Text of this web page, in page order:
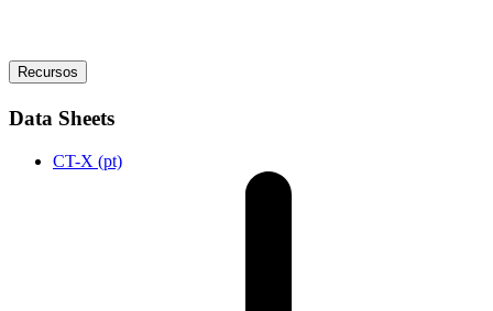
Recursos
Data Sheets
CT-X (pt)